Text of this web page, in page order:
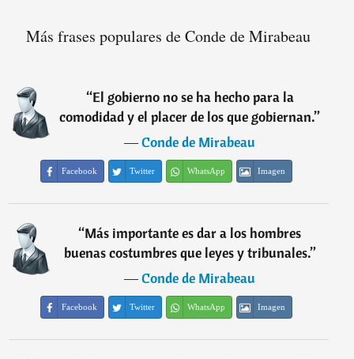
Más frases populares de Conde de Mirabeau
“El gobierno no se ha hecho para la
comodidad y el placer de los que gobiernan.”
―Conde de Mirabeau
Facebook Twitter WhatsApp Imagen
“Más importante es dar a los hombres
buenas costumbres que leyes y tribunales.”
―Conde de Mirabeau
Facebook Twitter WhatsApp Imagen